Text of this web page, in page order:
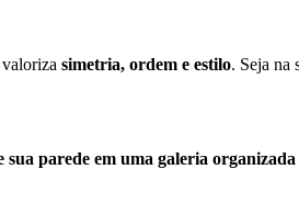
simetria, ordem e estilo. Seja na
parede em uma galeria organizada